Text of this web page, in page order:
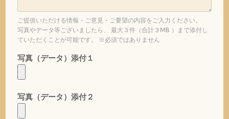
ご提供いただける情報・ご意見・ご要望の内容をご入力ください。
写真やデータ等ございましたら、 最大３件（合計３MB ）まで添付し
ていただくことが可能です。 ※必須ではありません
写真（データ）添付１
写真（データ）添付２